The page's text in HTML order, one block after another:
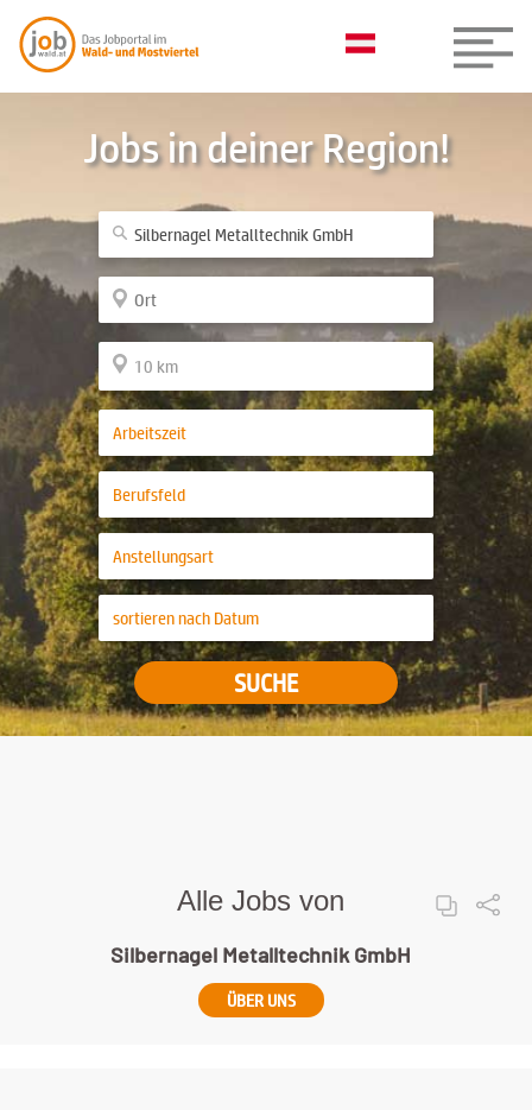
Jobs in deiner Region!
SUCHE
Alle Jobs von
Silbernagel Metalltechnik GmbH
ÜBER UNS